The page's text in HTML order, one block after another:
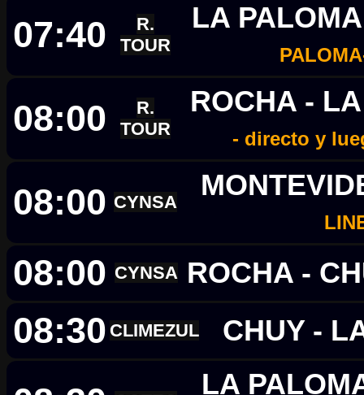
07:40
R.
TOUR
LA
08:00
R.
TOUR
ROCHA -
- directo y
08:00 CYNSA
08:00 CYNSA ROCHA -
08:30 CLIMEZUL CHUY -
LA